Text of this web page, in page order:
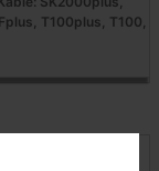
T100plus, T100,